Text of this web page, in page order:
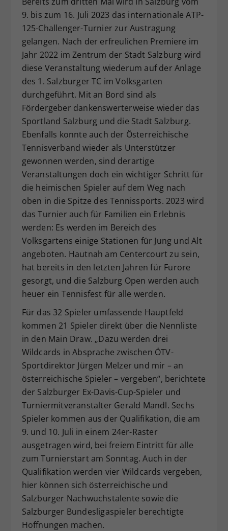
9. bis zum 16. Juli 2023 das internationale ATP-
125-Challenger-Turnier zur Austragung
gelangen. Nach der erfreulichen Premiere im
Jahr 2022 im Zentrum der Stadt Salzburg wird
diese Veranstaltung wiederum auf der Anlage
des 1. Salzburger TC im Volksgarten
durchgeführt. Mit an Bord sind als
Fördergeber dankenswerterweise wieder das
Sportland Salzburg und die Stadt Salzburg.
Ebenfalls konnte auch der Österreichische
Tennisverband wieder als Unterstützer
gewonnen werden, sind derartige
Veranstaltungen doch ein wichtiger Schritt für
die heimischen Spieler auf dem Weg nach
oben in die Spitze des Tennissports. 2023 wird
das Turnier auch für Familien ein Erlebnis
werden: Es werden im Bereich des
Volksgartens einige Stationen für Jung und Alt
angeboten. Hautnah am Centercourt zu sein,
hat bereits in den letzten Jahren für Furore
gesorgt, und die Salzburg Open werden auch
heuer ein Tennisfest für alle werden.
Für das 32 Spieler umfassende Hauptfeld
kommen 21 Spieler direkt über die Nennliste
in den Main Draw. „Dazu werden drei
Wildcards in Absprache zwischen ÖTV-
Sportdirektor Jürgen Melzer und mir – an
österreichische Spieler – vergeben“, berichtete
der Salzburger Ex-Davis-Cup-Spieler und
Turniermitveranstalter Gerald Mandl. Sechs
Spieler kommen aus der Qualifikation, die am
9. und 10. Juli in einem 24er-Raster
ausgetragen wird, bei freiem Eintritt für alle
zum Turnierstart am Sonntag. Auch in der
Qualifikation werden vier Wildcards vergeben,
hier können sich österreichische und
Salzburger Nachwuchstalente sowie die
Salzburger Bundesligaspieler berechtigte
Hoffnungen machen.
Zweck
Dieser Wert speichert Ihre Consent-
Einstellungen. Unter anderem eine
zufällig generierte ID, für die
historische Speicherung Ihrer
vorgenommen Einstellungen, falls der
Webseiten-Betreiber dies eingestellt
hat.